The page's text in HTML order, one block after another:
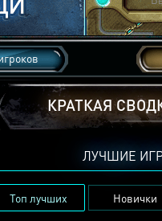
КРАТКАЯ
ЛУЧШИЕ
Топ лучших Новички